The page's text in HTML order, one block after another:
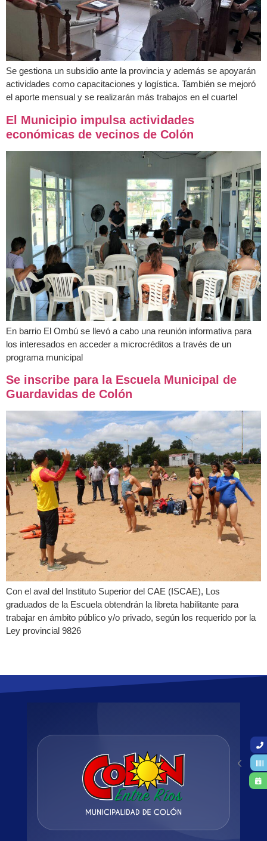
Se gestiona un subsidio ante la provincia y además se apoyarán
actividades como capacitaciones y logística. También se mejoró
el aporte mensual y se realizarán más trabajos en el cuartel
El Municipio impulsa actividades
económicas de vecinos de Colón
En barrio El Ombú se llevó a cabo una reunión informativa para
los interesados en acceder a microcréditos a través de un
programa municipal
Se inscribe para la Escuela Municipal de
Guardavidas de Colón
Con el aval del Instituto Superior del CAE (ISCAE), Los
graduados de la Escuela obtendrán la libreta habilitante para
trabajar en ámbito público y/o privado, según los requerido por la
Ley provincial 9826